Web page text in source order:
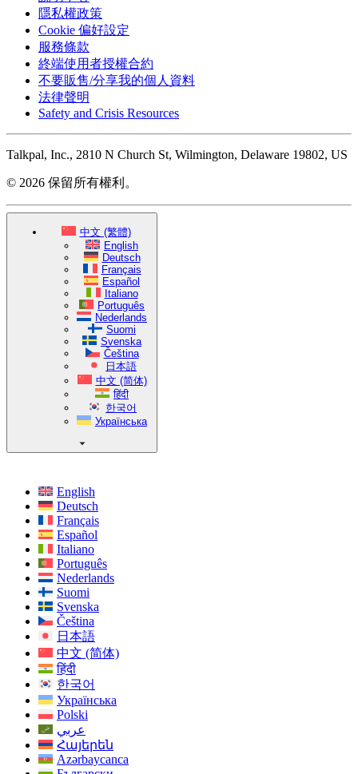
隱私權政策
Cookie 偏好設定
服務條款
終端使用者授權合約
不要販售/分享我的個人資料
法律聲明
Safety and Crisis Resources
Talkpal, Inc., 2810 N Church St, Wilmington, Delaware 19802, US
© 2026 保留所有權利。
中文 (繁體)
English
Deutsch
Français
Español
Italiano
Português
Nederlands
Suomi
Svenska
Čeština
日本語
中文 (简体)
हिंदी
한국어
Українська
English
Deutsch
Français
Español
Italiano
Português
Nederlands
Suomi
Svenska
Čeština
日本語
中文 (简体)
हिंदी
한국어
Українська
Polski
عربي
Հայերեն
Azərbaycanca